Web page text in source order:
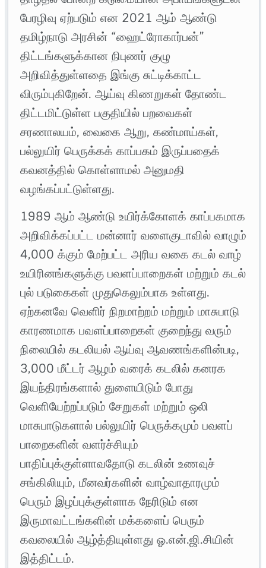
பேரழிவு ஏற்படும் என 2021 ஆம் ஆண்டு
தமிழ்நாடு அரசின் “ஹைட்ரோகார்பன்”
திட்டங்களுக்கான நிபுணர் குழு
அறிவித்துள்ளதை இங்கு சுட்டிக்காட்ட
விரும்புகிறேன். ஆய்வு கிணறுகள் தோண்ட
திட்டமிட்டுள்ள பகுதியில் பறவைகள்
சரணாலயம், வைகை ஆறு, கண்மாய்கள்,
பல்லுயிர் பெருக்கக் காப்பகம் இருப்பதைக்
கவனத்தில் கொள்ளாமல் அனுமதி
வழங்கப்பட்டுள்ளது.
1989 ஆம் ஆண்டு உயிர்க்கோளக் காப்பகமாக
அறிவிக்கப்பட்ட மன்னார் வளைகுடாவில் வாழும்
4,000 க்கும் மேற்பட்ட அரிய வகை கடல் வாழ்
உயிரினங்களுக்கு பவளப்பாறைகள் மற்றும் கடல்
புல் படுகைகள் முதுகெலும்பாக உள்ளது.
ஏற்கனவே வெளிர் நிறமாற்றம் மற்றும் மாசுபாடு
காரணமாக பவளப்பாறைகள் குறைந்து வரும்
நிலையில் கடலியல் ஆய்வு ஆவணங்களின்படி,
3,000 மீட்டர் ஆழம் வரைக் கடலில் கனரக
இயந்திரங்களால் துளையிடும் போது
வெளியேற்றப்படும் சேறுகள் மற்றும் ஒலி
மாசுபாடுகளால் பல்லுயிர் பெருக்கமும் பவளப்
பாறைகளின் வளர்ச்சியும்
பாதிப்புக்குள்ளாவதோடு கடலின் உணவுச்
சங்கிலியும், மீனவர்களின் வாழ்வாதாரமும்
பெரும் இழப்புக்குள்ளாக நேரிடும் என
இருமாவட்டங்களின் மக்களைப் பெரும்
கவலையில் ஆழ்த்தியுள்ளது ஓ.என்.ஜி.சியின்
இத்திட்டம்.